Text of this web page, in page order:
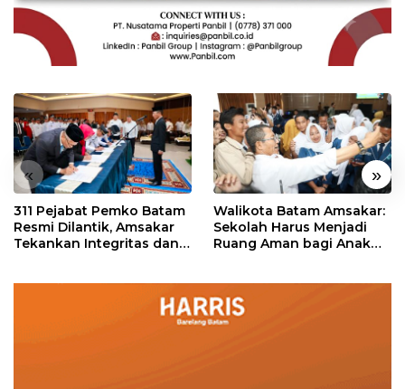
« »
311 Pejabat Pemko Batam
Resmi Dilantik, Amsakar
Tekankan Integritas dan
Walikota Batam Amsakar:
Sekolah Harus Menjadi
Ruang Aman bagi Anak